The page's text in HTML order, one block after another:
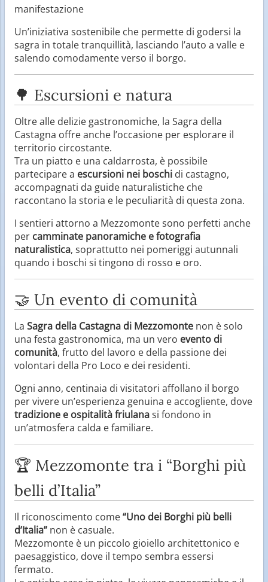
manifestazione
Un’iniziativa sostenibile che permette di godersi la
sagra in totale tranquillità, lasciando l’auto a valle e
salendo comodamente verso il borgo.
🌳 Escursioni e natura
Oltre alle delizie gastronomiche, la Sagra della
Castagna offre anche l’occasione per esplorare il
territorio circostante.
Tra un piatto e una caldarrosta, è possibile
partecipare a escursioni nei boschi di castagno,
accompagnati da guide naturalistiche che
raccontano la storia e le peculiarità di questa zona.
I sentieri attorno a Mezzomonte sono perfetti anche
per camminate panoramiche e fotografia
naturalistica, soprattutto nei pomeriggi autunnali
quando i boschi si tingono di rosso e oro.
🤝 Un evento di comunità
La Sagra della Castagna di Mezzomonte non è solo
una festa gastronomica, ma un vero evento di
comunità, frutto del lavoro e della passione dei
volontari della Pro Loco e dei residenti.
Ogni anno, centinaia di visitatori affollano il borgo
per vivere un’esperienza genuina e accogliente, dove
tradizione e ospitalità friulanasi fondono in
un’atmosfera calda e familiare.
🏆 Mezzomonte tra i “Borghi più
belli d’Italia”
Il riconoscimento come“Uno dei Borghi più belli
d’Italia” non è casuale.
Mezzomonte è un piccolo gioiello architettonico e
paesaggistico, dove il tempo sembra essersi
fermato.